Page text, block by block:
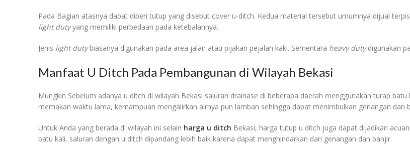
Pada Bagian atasnya dapat diberi tutup yang disebut cover u-ditch. Kedua material tersebut umumnya dijual
light dutyyang memiliki perbedaan pada ketebalannya.
Jenis light dutybiasanya digunakan pada area jalan atau pijakan pejalan kaki. Sementara heavy dutydigunakan
Manfaat U Ditch Pada Pembangunan di Wilayah Bekasi
Mungkin Sebelum adanya u ditch di wilayah Bekasi saluran drainase di beberapa daerah menggunakan turap
memakan waktu lama, kemampuan mengalirkan airnya pun lamban sehingga dapat menimbulkan genangan dan
Untuk Anda yang berada di wilayah ini selain harga u ditch Bekasi, harga tutup u ditch juga dapat dijadikan
batu kali, saluran dengan u ditch dipandang lebih baik karena dapat menghindarkan dari genangan dan banjir.